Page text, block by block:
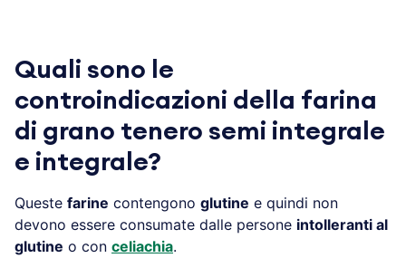
Quali sono le
controindicazioni della farina
di grano tenero semi integrale
e integrale?
Queste farine contengono glutine e quindi non
devono essere consumate dalle persone intolleranti al
glutine o con celiachia.